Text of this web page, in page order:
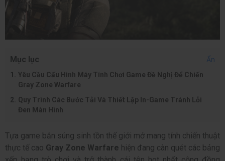
Mục lục
Ẩn
Yêu Cầu Cấu Hình Máy Tính Chơi Game Đề Nghị Để Chiến
Gray Zone Warfare
Quy Trình Các Bước Tải Và Thiết Lập In-Game Tránh Lỗi
Đen Màn Hình
Tựa game bắn súng sinh tồn thế giới mở mang tính chiến thuật
thực tế cao Gray Zone Warfare hiện đang càn quét các bảng